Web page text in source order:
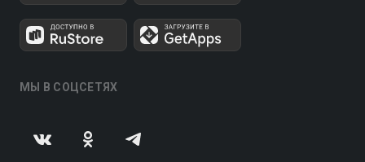
МЫ В СОЦСЕТЯХ